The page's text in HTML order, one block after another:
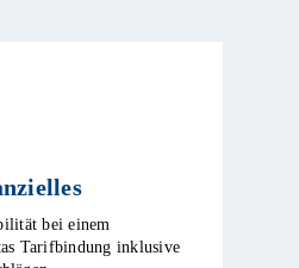
bei einem
Tarifbindung inklusive